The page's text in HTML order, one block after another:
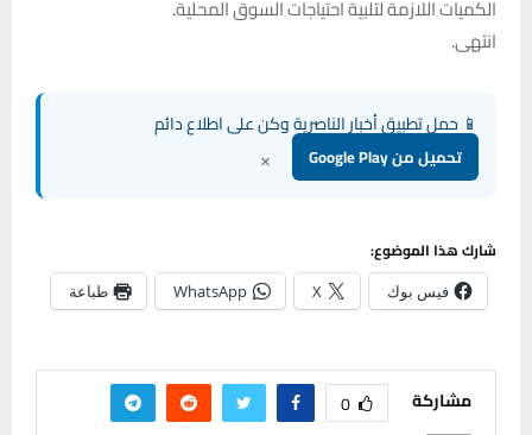
الكميات اللازمة لتلبية احتياجات السوق المحلية.
انتهى.
📱 حمل تطبيق أخبار الناصرية وكن على اطلاع دائم
تحميل من Google Play ×
شارك هذا الموضوع:
فيس بوك X
WhatsApp طباعة
مشاركة 0